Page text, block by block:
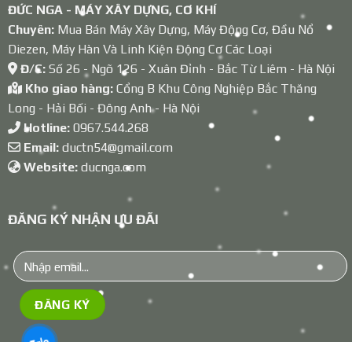
ĐỨC NGA - MÁY XÂY DỰNG, CƠ KHÍ
Chuyên:Mua Bán Máy Xây Dựng, Máy Động Cơ, Đầu Nổ
Diezen, Máy Hàn Và Linh Kiện Động Cơ Các Loại
Đ/C: Số 26 - Ngõ 126 - Xuân Đỉnh - Bắc Từ Liêm - Hà Nội
Kho giao hàng: Cổng B Khu Công Nghiệp Bắc Thăng
Long - Hải Bối - Đông Anh - Hà Nội
Hotline: 0967.544.268
Email: ductn54@gmail.com
Website: ducnga.com
ĐĂNG KÝ NHẬN ƯU ĐÃI